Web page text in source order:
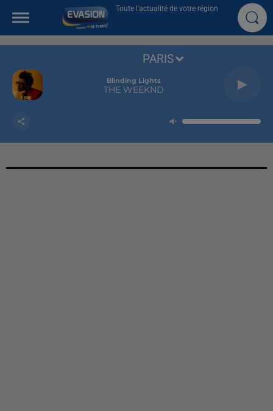
Toute l'actualité de votre région
Blinding Lights
THE WEEKND
PARIS